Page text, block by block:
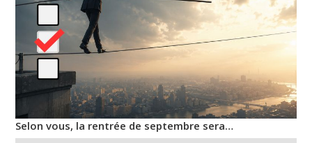
Selon vous, la rentrée de septembre sera…